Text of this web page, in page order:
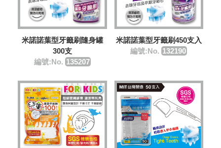
米諾諾葉型牙籤刷隨身罐
300支
編號:No. 135207
米諾諾葉型牙籤刷450支入
編號:No. 132190